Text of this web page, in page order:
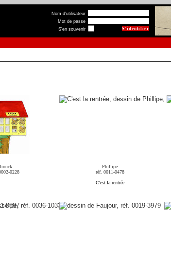
Nom d'utilisateur
Mot de passe
S'en souvenir
0228
Phillipe
réf. 0011-0478
C'est la rentrée